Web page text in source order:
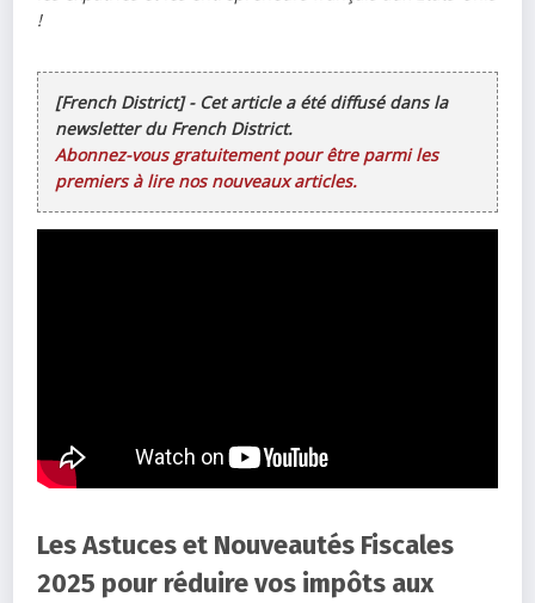
!
[French District] - Cet article a été diffusé dans la
newsletter du French District.
Abonnez-vous gratuitement pour être parmi les
premiers à lire nos nouveaux articles.
Les Astuces et Nouveautés Fiscales
2025 pour réduire vos impôts aux